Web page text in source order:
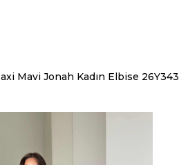
Mavi Jonah Kadın Elbise 26Y343